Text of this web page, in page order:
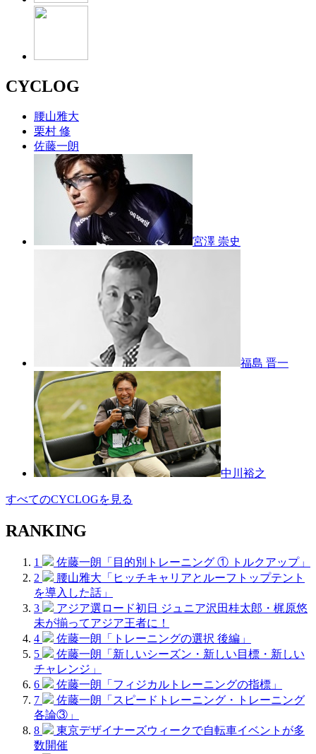
CYCLOG
腰山雅大
栗村 修
佐藤一朗
宮澤 崇史
福島 晋一
中川裕之
すべてのCYCLOGを見る
RANKING
1
佐藤一朗「目的別トレーニング ① トルクアップ」
2
腰山雅大「ヒッチキャリアとルーフトップテント
を導入した話」
3
アジア選ロード初日 ジュニア沢田桂太郎・梶原悠
未が揃ってアジア王者に！
4
佐藤一朗「トレーニングの選択 後編」
5
佐藤一朗「新しいシーズン・新しい目標・新しい
チャレンジ」
6
佐藤一朗「フィジカルトレーニングの指標」
7
佐藤一朗「スピードトレーニング・トレーニング
各論③」
8
東京デザイナーズウィークで自転車イベントが多
数開催